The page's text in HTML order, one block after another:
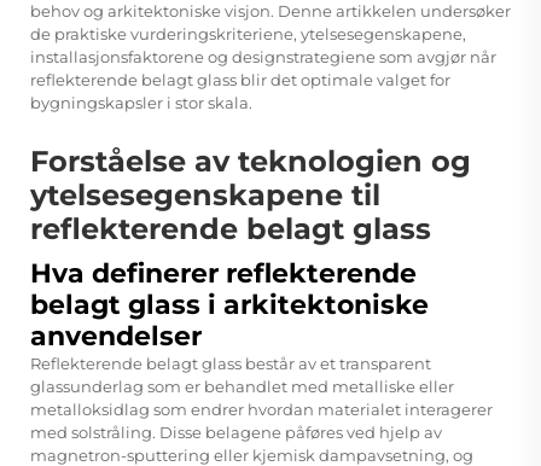
behov og arkitektoniske visjon. Denne artikkelen undersøker
de praktiske vurderingskriteriene, ytelsesegenskapene,
installasjonsfaktorene og designstrategiene som avgjør når
reflekterende belagt glass blir det optimale valget for
bygningskapsler i stor skala.
Forståelse av teknologien og
ytelsesegenskapene til
reflekterende belagt glass
Hva definerer reflekterende
belagt glass i arkitektoniske
anvendelser
Reflekterende belagt glass består av et transparent
glassunderlag som er behandlet med metalliske eller
metalloksidlag som endrer hvordan materialet interagerer
med solstråling. Disse belagene påføres ved hjelp av
magnetron-sputtering eller kjemisk dampavsetning, og